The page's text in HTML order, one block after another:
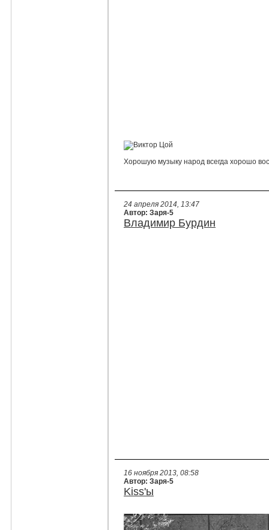
Хорошую музыку народ всегда хорошо
24 апреля 2014, 13:47
Автор: Заря-5
Владимир Бурдин
16 ноября 2013, 08:58
Автор: Заря-5
Kiss'ы